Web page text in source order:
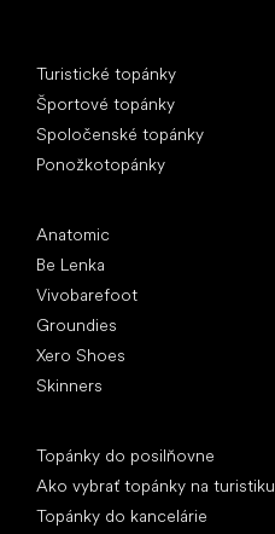
Turistické topánky
Športové topánky
Spoločenské topánky
Ponožkotopánky
Anatomic
Be Lenka
Vivobarefoot
Groundies
Xero Shoes
Skinners
Topánky do posilňovne
Ako vybrať topánky na turistiku
Topánky do kancelárie